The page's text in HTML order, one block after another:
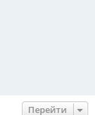
Перейти